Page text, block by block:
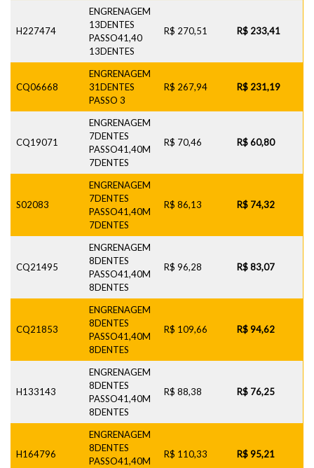
H227474
ENGRENAGEM
13DENTES
PASSO41,40
13DENTES
R$ 270,51 R$ 233,41
CQ06668
ENGRENAGEM
31DENTES
PASSO 3
R$ 267,94 R$ 231,19
CQ19071
ENGRENAGEM
7DENTES
PASSO41,40M
7DENTES
R$ 70,46 R$ 60,80
S02083
ENGRENAGEM
7DENTES
PASSO41,40M
7DENTES
R$ 86,13 R$ 74,32
CQ21495
ENGRENAGEM
8DENTES
PASSO41,40M
8DENTES
R$ 96,28 R$ 83,07
CQ21853
ENGRENAGEM
8DENTES
PASSO41,40M
8DENTES
R$ 109,66 R$ 94,62
H133143
ENGRENAGEM
8DENTES
PASSO41,40M
8DENTES
R$ 88,38 R$ 76,25
H164796
ENGRENAGEM
8DENTES
PASSO41,40M
R$ 110,33 R$ 95,21